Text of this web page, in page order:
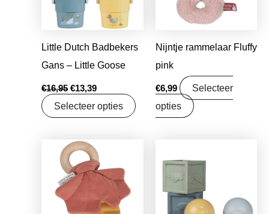
Little Dutch Badbekers
Gans – Little Goose
€16,95 €13,39
Selecteer opties
Nijntje rammelaar Fluffy
pink
€6,99
Selecteer
opties
Oorspronkelijke
prijs
was:
€7,95.
Huidige
prijs
is:
€6,28.
was:
€16,95.